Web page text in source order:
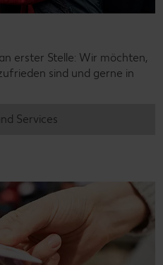
erster Stelle: Wir möchten,
sind und gerne in
Services